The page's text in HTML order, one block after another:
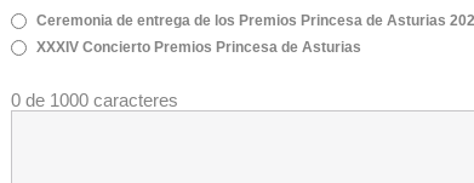
Ceremonia de entrega de los Premios Princesa de Asturias
XXXIV Concierto Premios Princesa de Asturias
0de 1000 caracteres